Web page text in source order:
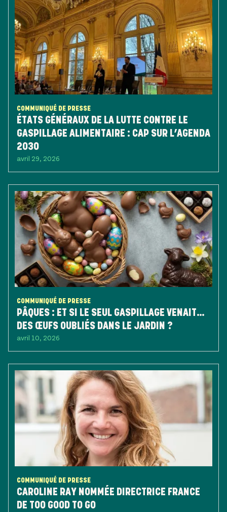
COMMUNIQUÉ DE PRESSE
ÉTATS GÉNÉRAUX DE LA LUTTE CONTRE LE
GASPILLAGE ALIMENTAIRE : CAP SUR L’AGENDA
2030
avril 29, 2026
COMMUNIQUÉ DE PRESSE
PÂQUES : ET SI LE SEUL GASPILLAGE VENAIT…
DES ŒUFS OUBLIÉS DANS LE JARDIN ?
avril 10, 2026
COMMUNIQUÉ DE PRESSE
CAROLINE RAY NOMMÉE DIRECTRICE FRANCE
DE TOO GOOD TO GO